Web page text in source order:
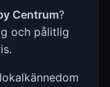
Centrum?
och pålitlig